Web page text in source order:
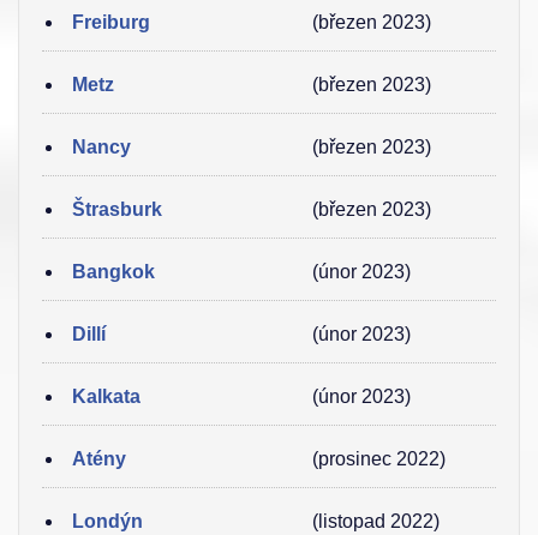
Freiburg (březen 2023)
Metz (březen 2023)
Nancy (březen 2023)
Štrasburk (březen 2023)
Bangkok (únor 2023)
Dillí (únor 2023)
Kalkata (únor 2023)
Atény (prosinec 2022)
Londýn (listopad 2022)